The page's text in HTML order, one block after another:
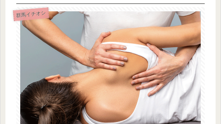
群馬イチオシ